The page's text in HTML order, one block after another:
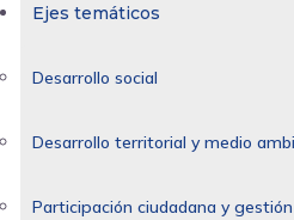
Ejes temáticos
Desarrollo social
Desarrollo territorial y medio
Participación ciudadana y